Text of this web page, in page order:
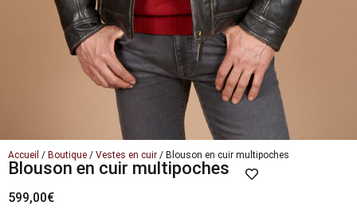
Accueil / Boutique / Vestes en cuir / Blouson en cuir multipoches
Blouson en cuir multipoches
599,00€